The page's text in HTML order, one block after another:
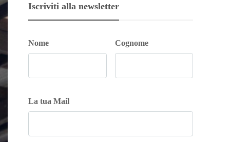
Iscriviti alla newsletter
Nome Cognome
La tua Mail